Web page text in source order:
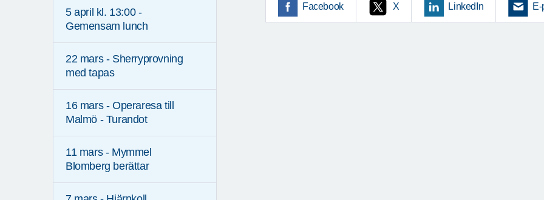
5 april kl. 13:00 -
Gemensam lunch
22 mars - Sherryprovning
med tapas
16 mars - Operaresa till
Malmö - Turandot
11 mars - Mymmel
Blomberg berättar
Facebook X LinkedIn